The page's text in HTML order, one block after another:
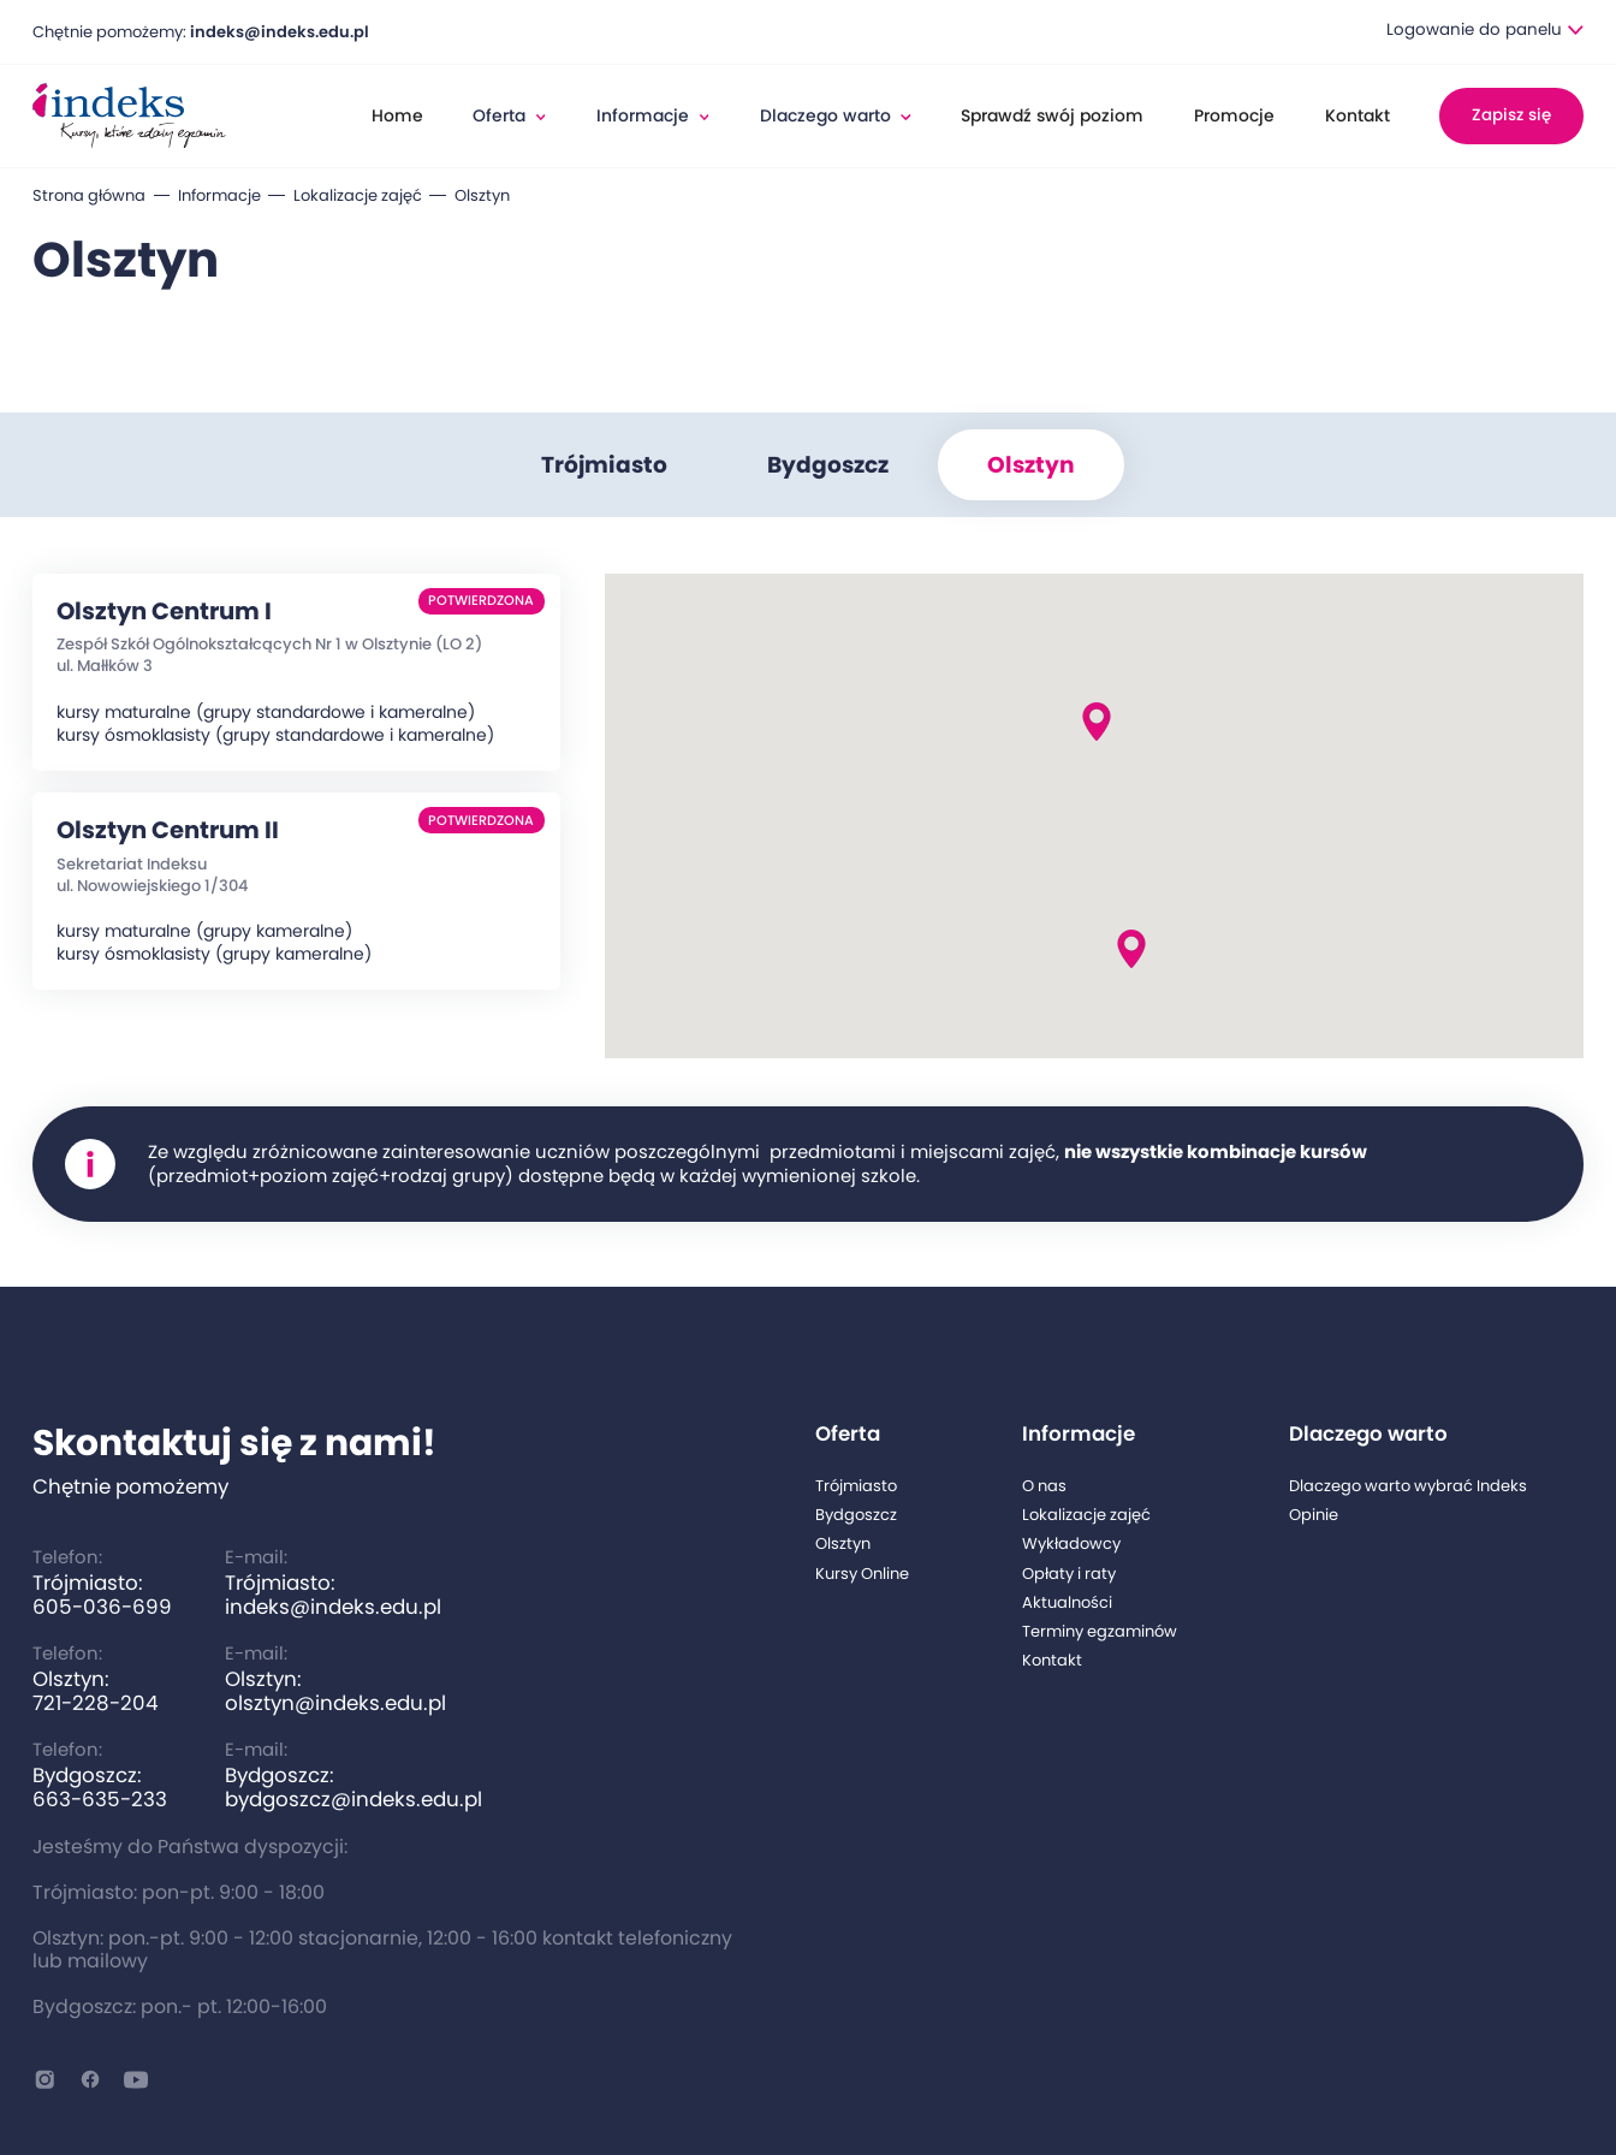
Chętnie pomożemy: indeks@indeks.edu.pl Logowanie do panelu
Home Oferta Informacje Dlaczego warto Sprawdź swój poziom Promocje Kontakt Zapisz się
Strona główna Informacje Lokalizacje zajęć Olsztyn
Olsztyn
Trójmiasto Bydgoszcz Olsztyn
Olsztyn Centrum I
Zespół Szkół Ogólnokształcących Nr 1 w Olsztynie (LO 2)
ul. Małłków 3
kursy maturalne (grupy standardowe i kameralne)
kursy ósmoklasisty (grupy standardowe i kameralne)
POTWIERDZONA
Olsztyn Centrum II
Sekretariat Indeksu
ul. Nowowiejskiego 1/304
kursy maturalne (grupy kameralne)
kursy ósmoklasisty (grupy kameralne)
POTWIERDZONA
Ze względu zróżnicowane zainteresowanie uczniów poszczególnymi przedmiotami i miejscami zajęć, nie wszystkie kombinacje kursów
(przedmiot+poziom zajęć+rodzaj grupy) dostępne będą w każdej wymienionej szkole.
Skontaktuj się z nami!
Chętnie pomożemy
Telefon:
Trójmiasto:
605-036-699
E-mail:
Trójmiasto:
indeks@indeks.edu.pl
Telefon:
Olsztyn:
721-228-204
E-mail:
Olsztyn:
olsztyn@indeks.edu.pl
Telefon:
Bydgoszcz:
663-635-233
E-mail:
Bydgoszcz:
bydgoszcz@indeks.edu.pl
Jesteśmy do Państwa dyspozycji:
Trójmiasto: pon-pt. 9:00 - 18:00
Olsztyn: pon.-pt. 9:00 - 12:00 stacjonarnie, 12:00 - 16:00 kontakt telefoniczny
lub mailowy
Bydgoszcz: pon.- pt. 12:00-16:00
Oferta
Trójmiasto
Bydgoszcz
Olsztyn
Kursy Online
Informacje
O nas
Lokalizacje zajęć
Wykładowcy
Opłaty i raty
Aktualności
Terminy egzaminów
Kontakt
Dlaczego warto
Dlaczego warto wybrać Indeks
Opinie